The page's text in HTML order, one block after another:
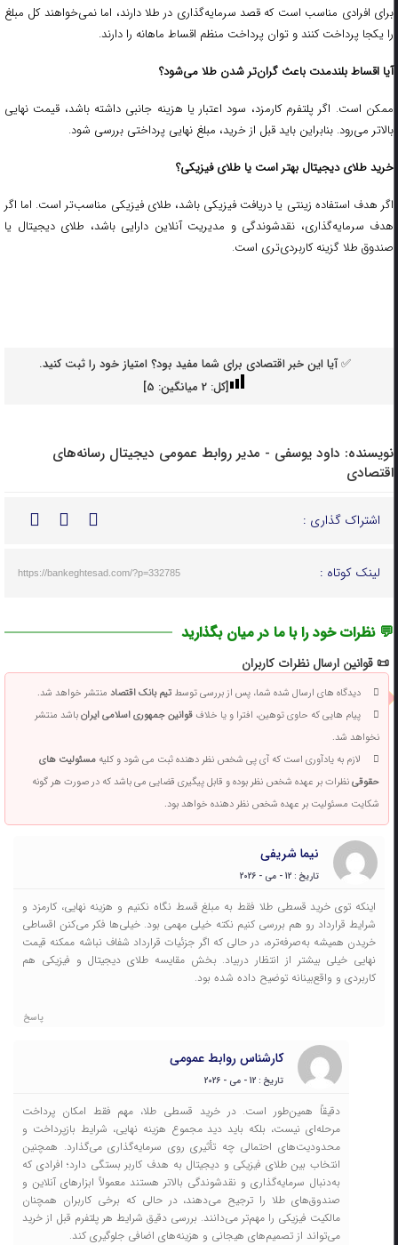
برای افرادی مناسب است که قصد سرمایه‌گذاری در طلا دارند، اما نمی‌خواهند کل مبلغ
را یکجا پرداخت کنند و توان پرداخت منظم اقساط ماهانه را دارند.
آیا اقساط بلندمدت باعث گران‌تر شدن طلا می‌شود؟
ممکن است. اگر پلتفرم کارمزد، سود اعتبار یا هزینه جانبی داشته باشد، قیمت نهایی
بالاتر می‌رود. بنابراین باید قبل از خرید، مبلغ نهایی پرداختی بررسی شود.
خرید طلای دیجیتال بهتر است یا طلای فیزیکی؟
اگر هدف استفاده زینتی یا دریافت فیزیکی باشد، طلای فیزیکی مناسب‌تر است. اما اگر
هدف سرمایه‌گذاری، نقدشوندگی و مدیریت آنلاین دارایی باشد، طلای دیجیتال یا
صندوق طلا گزینه کاربردی‌تری است.
✅ آیا این خبر اقتصادی برای شما مفید بود؟ امتیاز خود را ثبت کنید.
[کل: 2میانگین: 5
]
نویسنده: داود یوسفی - مدیر روابط عمومی دیجیتال رسانه‌های
اقتصادی
اشتراک گذاری :
لینک کوتاه : https://bankeghtesad.com/?p=332785
💬 نظرات خود را با ما در میان بگذارید
📜 قوانین ارسال نظرات کاربران
دیدگاه های ارسال شده شما، پس از بررسی توسطتیم بانک اقتصادمنتشر خواهد شد.
پیام هایی که حاوی توهین، افترا و یا خلافقوانین جمهوری اسلامی ایرانباشد منتشر
نخواهد شد.
لازم به یادآوری است که آی پی شخص نظر دهنده ثبت می شود و کلیهمسئولیت های
حقوقینظرات بر عهده شخص نظر بوده و قابل پیگیری قضایی می باشد که در صورت هر گونه
شکایت مسئولیت بر عهده شخص نظر دهنده خواهد بود.
نیما شریفی
تاریخ : 12 - می - 2026
اینکه توی خرید قسطی طلا فقط به مبلغ قسط نگاه نکنیم و هزینه نهایی، کارمزد و
شرایط قرارداد رو هم بررسی کنیم نکته خیلی مهمی بود. خیلی‌ها فکر می‌کنن اقساطی
خریدن همیشه به‌صرفه‌تره، در حالی که اگر جزئیات قرارداد شفاف نباشه ممکنه قیمت
نهایی خیلی بیشتر از انتظار دربیاد. بخش مقایسه طلای دیجیتال و فیزیکی هم
کاربردی و واقع‌بینانه توضیح داده شده بود.
پاسخ
کارشناس روابط عمومی
تاریخ : 12 - می - 2026
دقیقاً همین‌طور است. در خرید قسطی طلا، مهم فقط امکان پرداخت
مرحله‌ای نیست، بلکه باید دید مجموع هزینه نهایی، شرایط بازپرداخت و
محدودیت‌های احتمالی چه تأثیری روی سرمایه‌گذاری می‌گذارد. همچنین
انتخاب بین طلای فیزیکی و دیجیتال به هدف کاربر بستگی دارد؛ افرادی که
به‌دنبال سرمایه‌گذاری و نقدشوندگی بالاتر هستند معمولاً ابزارهای آنلاین و
صندوق‌های طلا را ترجیح می‌دهند، در حالی که برخی کاربران همچنان
مالکیت فیزیکی را مهم‌تر می‌دانند. بررسی دقیق شرایط هر پلتفرم قبل از خرید
می‌تواند از تصمیم‌های هیجانی و هزینه‌های اضافی جلوگیری کند.